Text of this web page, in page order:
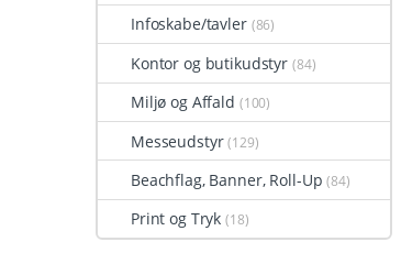
Infoskabe/tavler (86)
Kontor og butikudstyr (84)
Miljø og Affald (100)
Messeudstyr (129)
Beachflag, Banner, Roll-Up (84)
Print og Tryk (18)